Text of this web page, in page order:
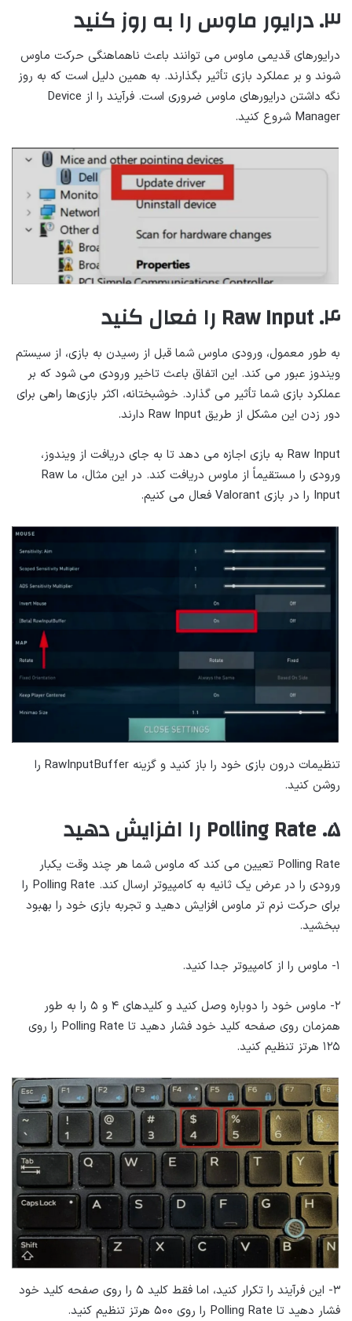
۳. درایور ماوس را به روز کنید
درایورهای قدیمی ماوس می توانند باعث ناهماهنگی حرکت ماوس
شوند و بر عملکرد بازی تأثیر بگذارند. به همین دلیل است که به روز
نگه داشتن درایورهای ماوس ضروری است. فرآیند را از Device
Manager شروع کنید.
۴. Raw Input را فعال کنید
به طور معمول، ورودی ماوس شما قبل از رسیدن به بازی، از سیستم
ویندوز عبور می کند. این اتفاق باعث تاخیر ورودی می شود که بر
عملکرد بازی شما تأثیر می گذارد. خوشبختانه، اکثر بازی‌ها راهی برای
دور زدن این مشکل از طریق Raw Input دارند.
Raw Input به بازی اجازه می دهد تا به جای دریافت از ویندوز،
ورودی را مستقیماً از ماوس دریافت کند. در این مثال، ما Raw
Input را در بازی Valorant فعال می کنیم.
تنظیمات درون بازی خود را باز کنید و گزینه RawInputBuffer را
روشن کنید.
۵. Polling Rate را افزایش دهید
Polling Rate تعیین می کند که ماوس شما هر چند وقت یکبار
ورودی را در عرض یک ثانیه به کامپیوتر ارسال کند. Polling Rate را
برای حرکت نرم تر ماوس افزایش دهید و تجربه بازی خود را بهبود
ببخشید.
۱- ماوس را از کامپیوتر جدا کنید.
۲- ماوس خود را دوباره وصل کنید و کلیدهای ۴ و ۵ را به طور
همزمان روی صفحه کلید خود فشار دهید تا Polling Rate را روی
۱۲۵ هرتز تنظیم کنید.
۳- این فرآیند را تکرار کنید، اما فقط کلید ۵ را روی صفحه کلید خود
فشار دهید تا Polling Rate را روی ۵۰۰ هرتز تنظیم کنید.